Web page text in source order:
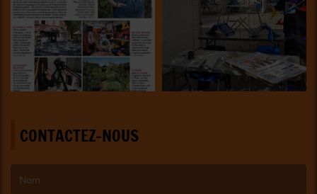
CONTACTEZ-NOUS